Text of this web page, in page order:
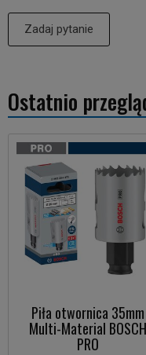
Zadaj pytanie
Ostatnio
Piła otwornica 35mm
Multi-Material BOSCH
PRO